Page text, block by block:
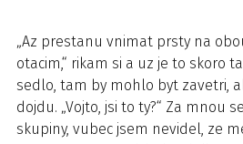
„Az prestanu vnimat prsty na
otacim,“ rikam si a uz je to skoro
sedlo, tam by mohlo byt zavetri,
dojdu. „Vojto, jsi to ty?“ Za mnou
skupiny, vubec jsem nevidel, ze